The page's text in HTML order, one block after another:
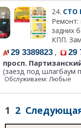
24. СТО
Ремонт:
задних
КПП.
29 3389823 , 29
просп.
(заезд под шлагбаум
Обслуживаем: Любые
1 2